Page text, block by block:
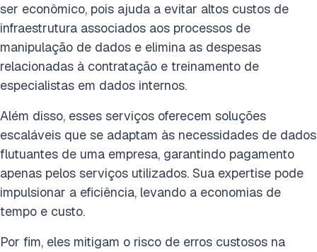
ser econômico, pois ajuda a evitar altos custos de
infraestrutura associados aos processos de
manipulação de dados e elimina as despesas
relacionadas à contratação e treinamento de
especialistas em dados internos.
Além disso, esses serviços oferecem soluções
escaláveis que se adaptam às necessidades de dados
flutuantes de uma empresa, garantindo pagamento
apenas pelos serviços utilizados. Sua expertise pode
impulsionar a eficiência, levando a economias de
tempo e custo.
Por fim, eles mitigam o risco de erros custosos na